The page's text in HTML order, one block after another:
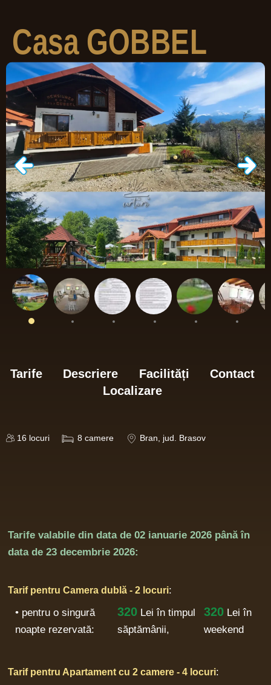
Casa GOBBEL
Tarife Descriere Facilități
Contact
Localizare
16 locuri 8 camere Bran, jud. Brasov
Tarife valabile din data de 02 ianuarie 2026 până în
data de 23 decembrie 2026:
Tarif pentru Camera dublă - 2 locuri:
• pentru o singură
noapte rezervată:
320 Lei în timpul
săptămânii,
320 Lei în
weekend
Tarif pentru Apartament cu 2 camere - 4 locuri: